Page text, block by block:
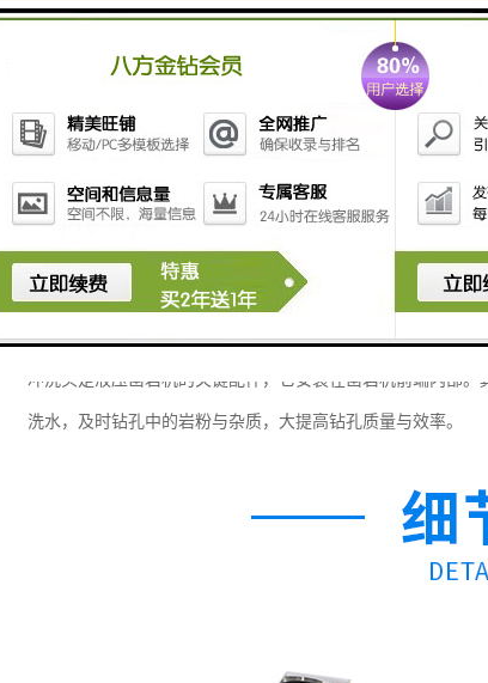
冲洗头是液压凿岩机的关键配件，它安装在凿岩机前端内部
洗水，及时钻孔中的岩粉与杂质，大提高钻孔质量与效率。